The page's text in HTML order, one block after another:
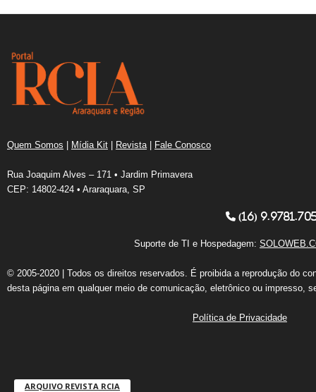
Quem Somos | Mídia Kit | Revista | Fale Conosco
Rua Joaquim Alves – 171 • Jardim Primavera
CEP: 14802-424 • Araraquara, SP
(16)
Suporte de TI e Hospedagem:
© 2005-2020 | Todos os direitos reservados. É proibida a reprodução do
desta página em qualquer meio de comunicação, eletrônico ou impresso,
Política de Privacidade
ARQUIVO REVISTA RCIA